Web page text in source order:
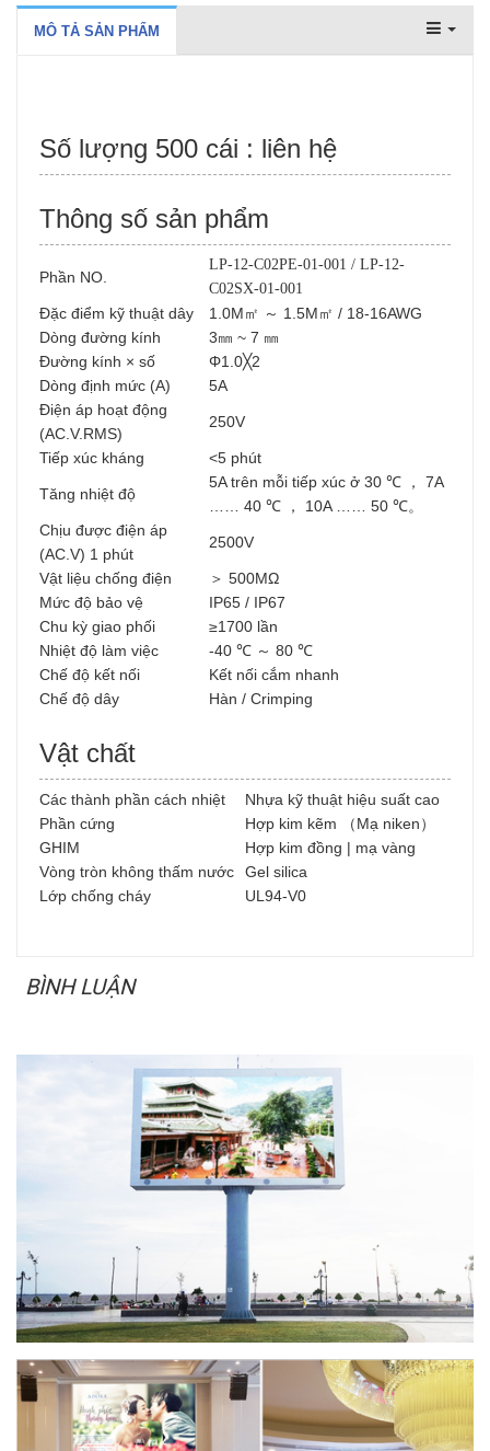
MÔ TẢ SẢN PHẨM
Số lượng 500 cái : liên hệ
Thông số sản phẩm
Phần NO.
LP-12-C02PE-01-001 / LP-12-
C02SX-01-001
Đặc điểm kỹ thuật dây
1.0M㎡ ～ 1.5M㎡ / 18-16AWG
Dòng đường kính
3㎜ ~ 7 ㎜
Đường kính × số
Φ1.0╳2
Dòng định mức (A)
5A
Điện áp hoạt động
(AC.V.RMS)
250V
Tiếp xúc kháng <5 phút
Tăng nhiệt độ
5A trên mỗi tiếp xúc ở 30 ℃ ， 7A
…… 40 ℃ ， 10A …… 50 ℃。
Chịu được điện áp
(AC.V) 1 phút
2500V
Vật liệu chống điện
＞ 500MΩ
Mức độ bảo vệ
IP65 / IP67
Chu kỳ giao phối
≥1700 lần
Nhiệt độ làm việc
-40 ℃ ～ 80 ℃
Chế độ kết nối
Kết nối cắm nhanh
Chế độ dây
Hàn / Crimping
Vật chất
Các thành phần cách nhiệt
Nhựa kỹ thuật hiệu suất cao
Phần cứng
Hợp kim kẽm （Mạ niken）
GHIM
Hợp kim đồng | mạ vàng
Vòng tròn không thấm nước
Gel silica
Lớp chống cháy
UL94-V0
BÌNH LUẬN